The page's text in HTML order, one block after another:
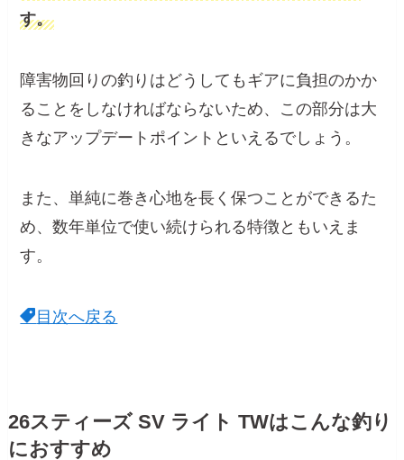
す。
障害物回りの釣りはどうしてもギアに負担のかか
ることをしなければならないため、この部分は大
きなアップデートポイントといえるでしょう。
また、単純に巻き心地を長く保つことができるた
め、数年単位で使い続けられる特徴ともいえま
す。
目次へ戻る
26スティーズ SV ライト TWはこんな釣り
におすすめ